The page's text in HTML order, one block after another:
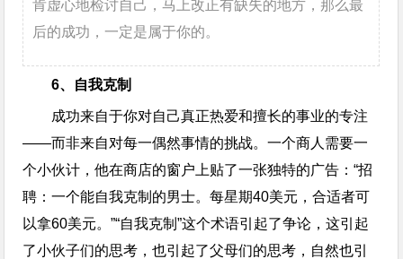
肯虚心地检讨自己，马上改正有缺失的地方，那么最
后的成功，一定是属于你的。
6、自我克制
成功来自于你对自己真正热爱和擅长的事业的专注
——而非来自对每一偶然事情的挑战。一个商人需要一
个小伙计，他在商店的窗户上贴了一张独特的广告：“招
聘：一个能自我克制的男士。每星期40美元，合适者可
以拿60美元。”“自我克制”这个术语引起了争论，这引起
了小伙子们的思考，也引起了父母们的思考，自然也引